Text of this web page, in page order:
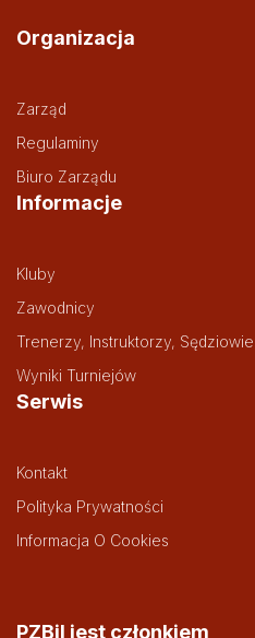
Organizacja
Zarząd
Regulaminy
Biuro Zarządu
Informacje
Kluby
Zawodnicy
Trenerzy, Instruktorzy, Sędziowie
Wyniki Turniejów
Serwis
Kontakt
Polityka Prywatności
Informacja O Cookies
PZBil jest członkiem